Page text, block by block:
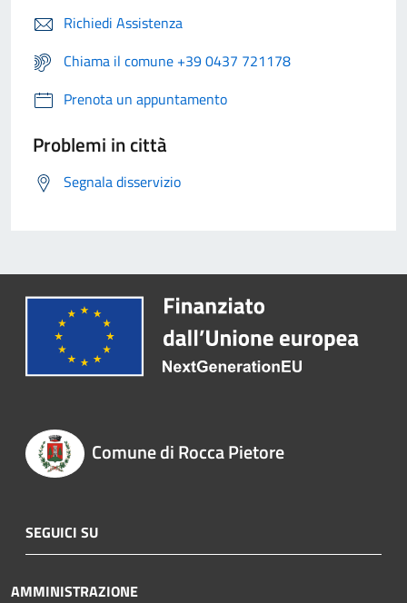
Richiedi Assistenza
Chiama il comune +39 0437 721178
Prenota un appuntamento
Problemi in città
Segnala disservizio
Comune di Rocca Pietore
SEGUICI SU
AMMINISTRAZIONE